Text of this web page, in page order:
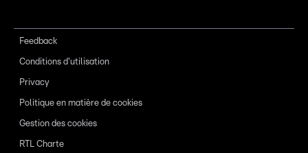
Feedback
Conditions d'utilisation
Privacy
Politique en matière de cookies
Gestion des cookies
RTL Charte